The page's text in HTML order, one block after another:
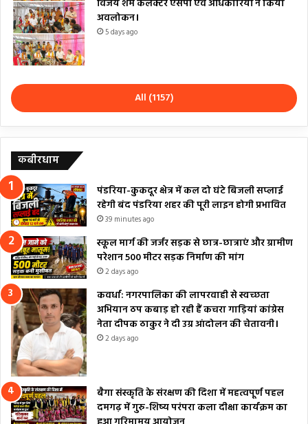
विजय शर्म कलेक्टर एसपी एवं अधिकारियों ने किया
अवलोकन।
5 days ago
All (1157)
कबीरधाम
पंडरिया-कुकदूर क्षेत्र में कल दो घंटे बिजली सप्लाई
रहेगी बंद पंडरिया शहर की पूरी लाइन होगी प्रभावित
39 minutes ago
स्कूल मार्ग की जर्जर सड़क से छात्र-छात्राएं और ग्रामीण
परेशान 500 मीटर सड़क निर्माण की मांग
2 days ago
कवर्धा: नगरपालिका की लापरवाही से स्वच्छता
अभियान ठप कबाड़ हो रही हैं कचरा गाड़ियां कांग्रेस
नेता दीपक ठाकुर ने दी उग्र आंदोलन की चेतावनी।
2 days ago
बैगा संस्कृति के संरक्षण की दिशा में महत्वपूर्ण पहल
दमगढ़ में गुरु-शिष्य परंपरा कला दीक्षा कार्यक्रम का